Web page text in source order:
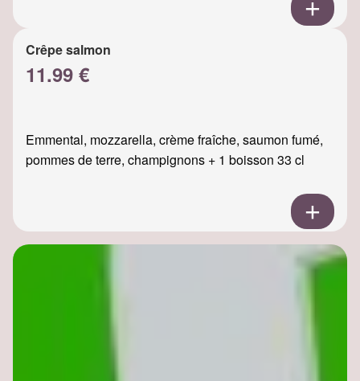
Crêpe salmon
11.99 €
Emmental, mozzarella, crème fraîche, saumon fumé,
pommes de terre, champignons + 1 boisson 33 cl